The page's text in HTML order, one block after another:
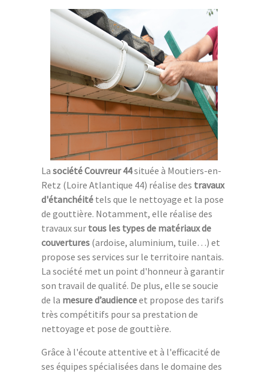
La société Couvreur 44située à Moutiers-en-
Retz (Loire Atlantique 44) réalise des travaux
d'étanchéité tels que le nettoyage et la pose
de gouttière. Notamment, elle réalise des
travaux sur tous les types de matériaux de
couvertures (ardoise, aluminium, tuile…) et
propose ses services sur le territoire nantais.
La société met un point d'honneur à garantir
son travail de qualité. De plus, elle se soucie
de la mesure d’audienceet propose des tarifs
très compétitifs pour sa prestation de
nettoyage et pose de gouttière.
Grâce à l'écoute attentive et à l'efficacité de
ses équipes spécialisées dans le domaine des